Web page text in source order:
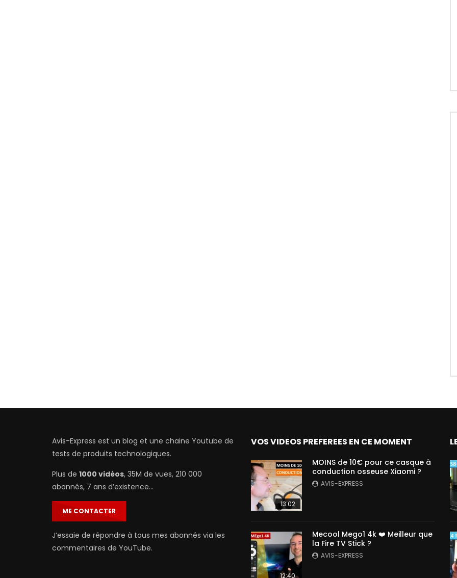
Avis-Express est un blog et une chaine Youtube de
tests de produits technologiques.
Plus de 1000 vidéos, 35M de vues, 210 000
abonnés, 7 ans d’existence…
ME CONTACTER
J’essaie de répondre à tous mes abonnés via les
commentaires de YouTube.
VOS VIDEOS PREFEREES EN CE MOMENT
13:02
MOINS de 10€ pour ce casque à
conduction osseuse Xiaomi ?
AVIS-EXPRESS
12:40
Mecool Mego1 4k ❤️ Meilleur que
la Fire TV Stick ?
AVIS-EXPRESS